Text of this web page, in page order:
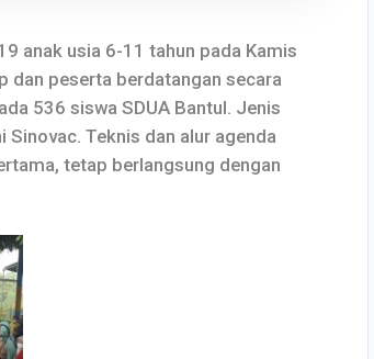
anak usia 6-11 tahun pada Kamis
dan peserta berdatangan secara
536 siswa SDUA Bantul. Jenis
Teknis dan alur agenda
tetap berlangsung dengan